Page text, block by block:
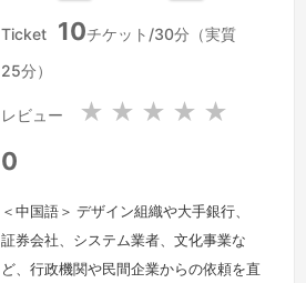
湾
湾
Ticket 10チケット/30分（実質
25分）
レビュー ★ ★ ★ ★ ★
0
＜中国語＞ デザイン組織や大手銀行、
証券会社、システム業者、文化事業な
ど、行政機関や民間企業からの依頼を直